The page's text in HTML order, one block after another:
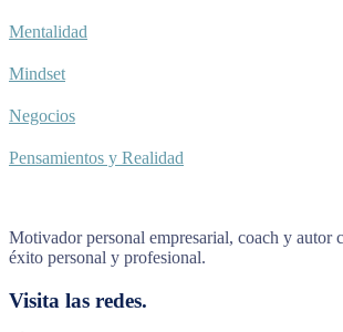
Mentalidad
Mindset
Negocios
Pensamientos y Realidad
Motivador personal empresarial, coach y autor
éxito personal y profesional.
Visita las redes.